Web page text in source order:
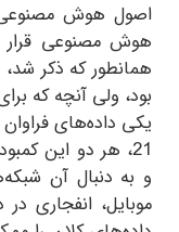
اصول هوش مصنوعی
هوش مصنوعی قرار
همانطور که ذکر
بود، ولی آنچه که
یکی داده‌های
21، هر دو این
و به دنبال آن
موبایل، انفجاری